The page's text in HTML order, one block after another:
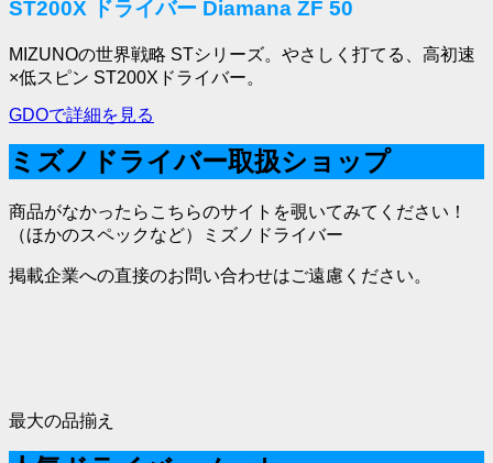
ST200X ドライバー Diamana ZF 50
MIZUNOの世界戦略 STシリーズ。やさしく打てる、高初速
×低スピン ST200Xドライバー。
GDOで詳細を見る
ミズノドライバー取扱ショップ
商品がなかったらこちらのサイトを覗いてみてください！
（ほかのスペックなど）ミズノドライバー
掲載企業への直接のお問い合わせはご遠慮ください。
最大の品揃え